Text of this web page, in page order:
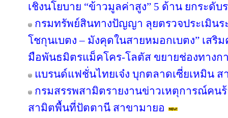
เชิงนโยบาย “ข้าวมูลค่าสูง” 5 ด้าน ยกระดับ
กรมทรัพย์สินทางปัญญา ลุยตรวจประเมิน
โชกุนเบตง – มังคุดในสายหมอกเบตง” เส
มือพันธมิตรแม็คโคร-โลตัส ขยายช่องทางก
แบรนด์แฟชั่นไทยเจ๋ง บุกตลาดเซี่ยเหมิน
กรมสรรพสามิตรายงานข่าวเหตุการณ์คน
สามิตพื้นที่ปัตตานี สาขามายอ